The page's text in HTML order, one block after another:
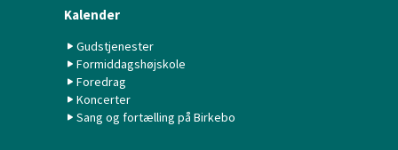
Kalender
Gudstjenester
Formiddagshøjskole
Foredrag
Koncerter
Sang og fortælling på Birkebo